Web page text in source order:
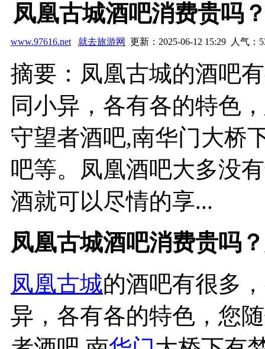
凤凰古城酒吧消费贵吗
www.97616.net 就去旅游网 更新：2025-06-12 15:29 人气：
摘要：凤凰古城的酒吧
同小异，各有各的特色
守望者酒吧,南华门大桥
吧等。凤凰酒吧大多没
酒就可以尽情的享...
凤凰古城酒吧消费贵吗
凤凰古城的酒吧有很多
异，各有各的特色，您